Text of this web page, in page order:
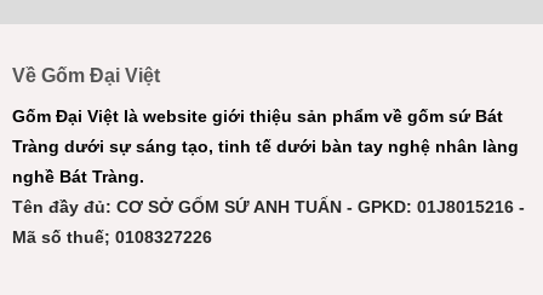
Về Gốm Đại Việt
Gốm Đại Việt là website giới thiệu sản phẩm về gốm sứ Bát
Tràng dưới sự sáng tạo, tinh tế dưới bàn tay nghệ nhân làng
nghề Bát Tràng.
Tên đầy đủ: CƠ SỞ GỐM SỨ ANH TUẤN - GPKD: 01J8015216 -
Mã số thuế; 0108327226